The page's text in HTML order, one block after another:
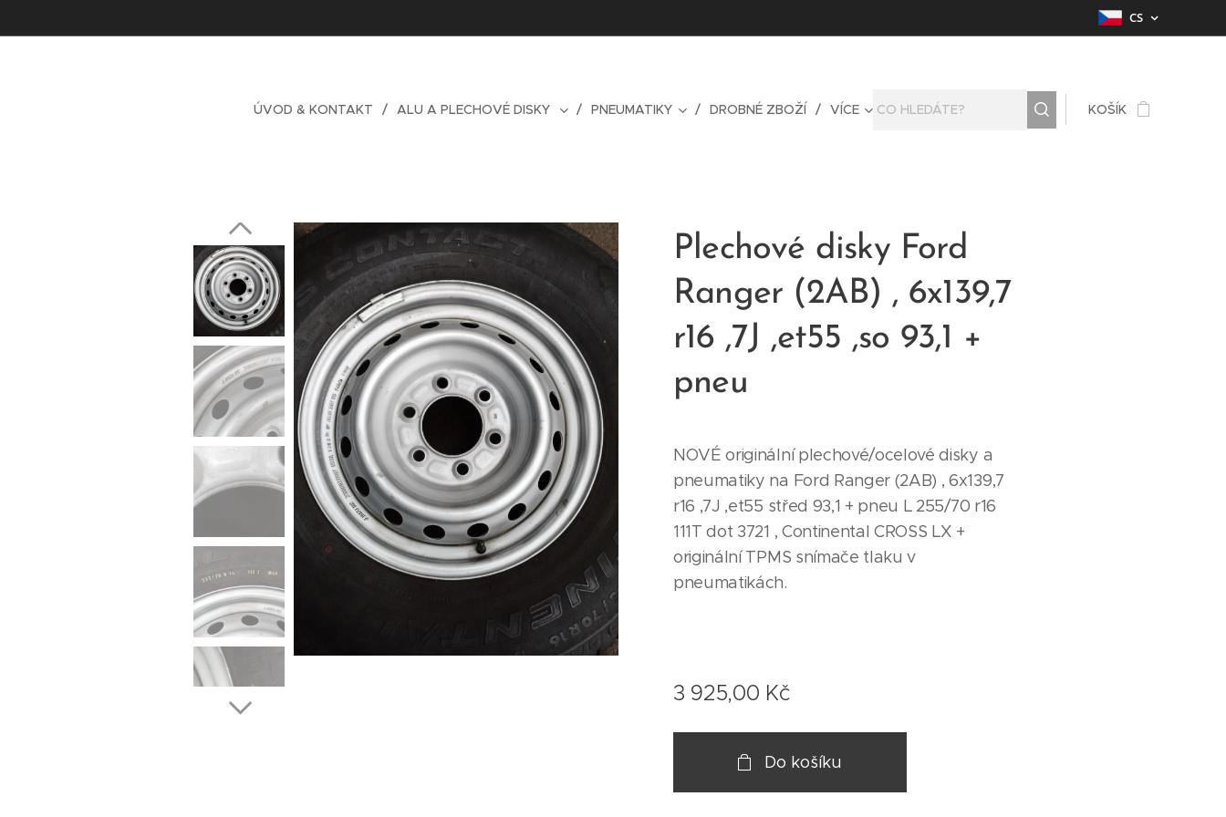
CS
ÚVOD & KONTAKT ALU A PLECHOVÉ DISKY PNEUMATIKY DROBNÉ ZBOŽÍ VÍCE KOŠÍK
Plechové disky Ford
Ranger (2AB) , 6x139,7
r16 ,7J ,et55 ,so 93,1 +
pneu
NOVÉ originální plechové/ocelové disky a
pneumatiky na Ford Ranger (2AB) , 6x139,7
r16 ,7J ,et55 střed 93,1 + pneu L 255/70 r16
111T dot 3721 , Continental CROSS LX +
originální TPMS snímače tlaku v
pneumatikách.
3 925,00 Kč
Do košíku